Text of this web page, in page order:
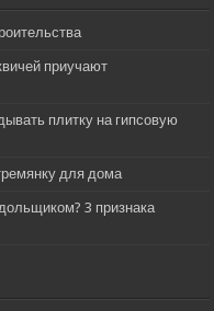
приучают
плитку на гипсовую
для дома
3 признака